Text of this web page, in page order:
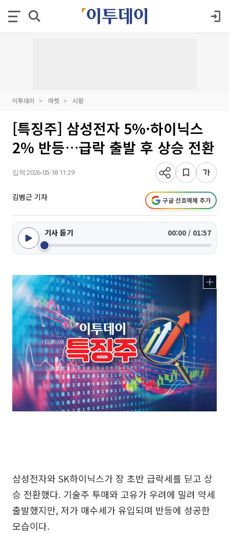
이투데이 마켓 시황
[특징주] 삼성전자 5%·하이닉스
2% 반등…급락 출발 후 상승 전환
입력 2026-05-18 11:29
김범근 기자 구글 선호매체 추가
기사 듣기 00:00 / 01:57
삼성전자와 SK하이닉스가 장 초반 급락세를 딛고 상
승 전환했다. 기술주 투매와 고유가 우려에 밀려 약세
출발했지만, 저가 매수세가 유입되며 반등에 성공한
모습이다.